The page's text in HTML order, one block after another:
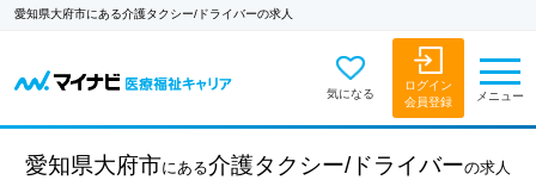
愛知県大府市にある介護タクシー/ドライバーの求人
気になる
ログイン
会員登録
メニュー
愛知県大府市にある介護タクシー/ドライバーの求人